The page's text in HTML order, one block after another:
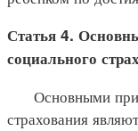
Статья 4.
социального
Основными
страхования